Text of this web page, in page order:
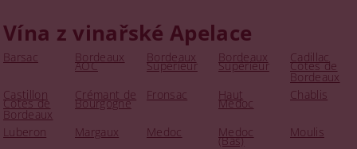
Vína z vinařské Apelace
Barsac Bordeaux
AOC
Bordeaux
Superieur
Bordeaux
Supérieur
Cadillac
Cotes de
Bordeaux
Castillon
Cotes de
Bordeaux
Crémant de
Bourgogne
Fronsac Haut
Medoc
Chablis
Luberon Margaux Medoc Medoc
(Bas)
Moulis